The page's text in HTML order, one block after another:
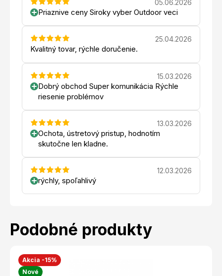
05.06.2026
Priaznive ceny Siroky vyber Outdoor veci
25.04.2026
Kvalitný tovar, rýchle doručenie.
15.03.2026
Dobrý obchod Super komunikácia Rýchle
riesenie problémov
13.03.2026
Ochota, ústretový pristup, hodnotím
skutočne len kladne.
12.03.2026
rýchly, spoľahlivý
Podobné produkty
Akcia -15%
Nové